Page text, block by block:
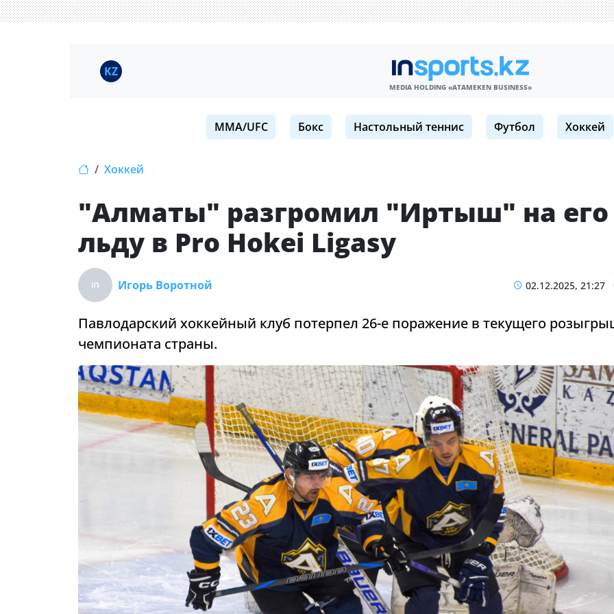
KZ
MEDIA HOLDING «ATAMEKЕN BUSINESS»
MMA/UFC Бокс Настольный теннис Футбол Хоккей
Хоккей
"Алматы" разгромил "Иртыш" на его
льду в Pro Hokei Ligasy
Игорь Воротной 02.12.2025, 21:27
Павлодарский хоккейный клуб потерпел 26-е поражение в текущего
чемпионата страны.